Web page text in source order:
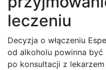
leczeniu
Decyzja o włączeniu
od alkoholu powinna być
po konsultacji z